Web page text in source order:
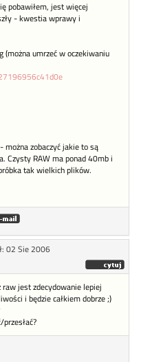
pobawiłem, jest więcej
- kwestia wprawy i
umrzeć w oczekiwaniu
można zobaczyć jakie to są
Czysty RAW ma ponad 40mb i
tak wielkich plików.
02 Sie 2006
jest zdecydowanie lepiej
i będzie całkiem dobrze ;)